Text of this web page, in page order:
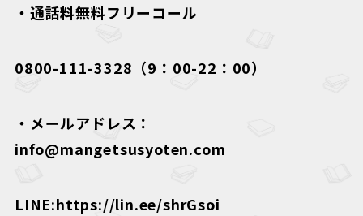
・通話料無料フリーコール
0800-111-3328（9：00-22：00）
・メールアドレス：
info@mangetsusyoten.com
LINE:https://lin.ee/shrGsoi